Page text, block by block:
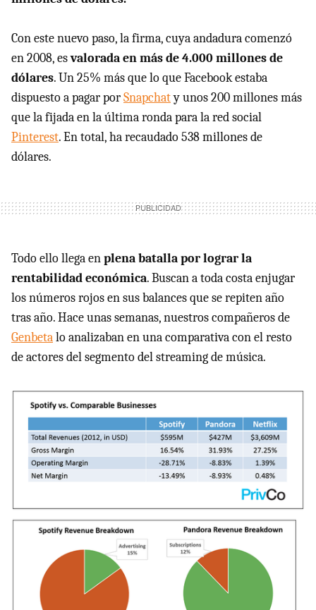
Con este nuevo paso, la firma, cuya andadura comenzó
en 2008, esvalorada en más de 4.000 millones de
dólares. Un 25% más que lo que Facebook estaba
dispuesto a pagar porSnapchaty unos 200 millones más
que la fijada en la última ronda para la red social
Pinterest. En total, ha recaudado 538 millones de
dólares.
Todo ello llega enplena batalla por lograr la
rentabilidad económica. Buscan a toda costa enjugar
los números rojos en sus balances que se repiten año
tras año. Hace unas semanas, nuestros compañeros de
Genbetalo analizaban en una comparativa con el resto
de actores del segmento del streaming de música.